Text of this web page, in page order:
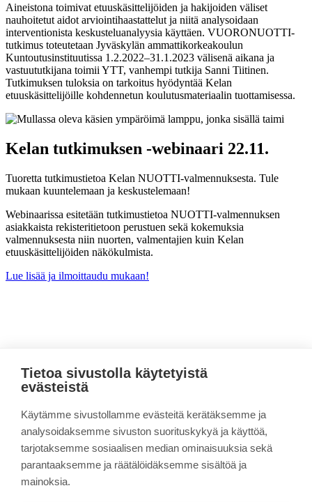
Aineistona toimivat etuuskäsittelijöiden ja hakijoiden väliset
nauhoitetut aidot arviointihaastattelut ja niitä analysoidaan
interventionista keskusteluanalyysia käyttäen. VUORONUOTTI-
tutkimus toteutetaan Jyväskylän ammattikorkeakoulun
Kuntoutusinstituutissa 1.2.2022–31.1.2023 välisenä aikana ja
vastuututkijana toimii YTT, vanhempi tutkija Sanni Tiitinen.
Tutkimuksen tuloksia on tarkoitus hyödyntää Kelan
etuuskäsittelijöille kohdennetun koulutusmateriaalin tuottamisessa.
Kelan tutkimuksen -webinaari 22.11.
Tuoretta tutkimustietoa Kelan NUOTTI-valmennuksesta. Tule
mukaan kuuntelemaan ja keskustelemaan!
Webinaarissa esitetään tutkimustietoa NUOTTI-valmennuksen
asiakkaista rekisteritietoon perustuen sekä kokemuksia
valmennuksesta niin nuorten, valmentajien kuin Kelan
etuuskäsittelijöiden näkökulmista.
Lue lisää ja ilmoittaudu mukaan!
Sivun alkuun
VUORONUOTTI
Linkki kopioitu leikepöydälle
Tietoa projektista
Materiaalipankki
Tietoa sivustolla käytetyistä
evästeistä
Käytämme sivustollamme evästeitä kerätäksemme ja
analysoidaksemme sivuston suorituskykyä ja käyttöä,
tarjotaksemme sosiaalisen median ominaisuuksia sekä
parantaaksemme ja räätälöidäksemme sisältöä ja
mainoksia.